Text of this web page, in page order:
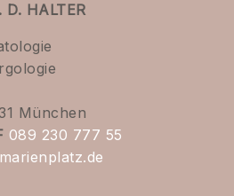
D. HALTER
München
089 230 777 55